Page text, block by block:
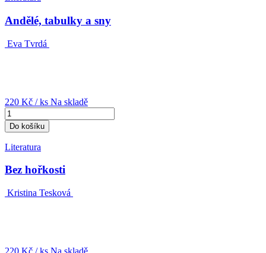
Andělé, tabulky a sny
Eva Tvrdá
220 Kč / ks Na skladě
Do košíku
Literatura
Bez hořkosti
Kristina Tesková
220 Kč / ks Na skladě